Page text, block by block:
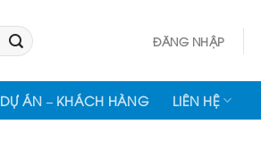
ĐĂNG NHẬP
DỰ ÁN – KHÁCH HÀNG LIÊN HỆ